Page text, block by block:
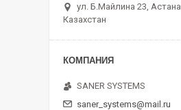
ул. Б.Майлина 23, Астана,
Казахстан
SANER SYSTEMS
saner_systems@mail.ru